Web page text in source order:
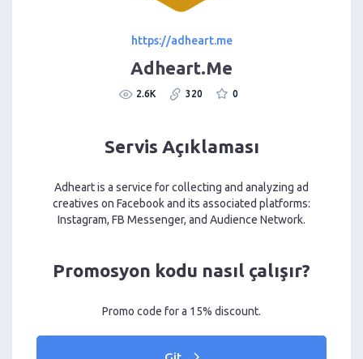
https://adheart.me
Adheart.Me
2.6K 320 0
Servis Açıklaması
Adheart is a service for collecting and analyzing ad
creatives on Facebook and its associated platforms:
Instagram, FB Messenger, and Audience Network.
Promosyon kodu nasıl çalışır?
Promo code for a 15% discount.